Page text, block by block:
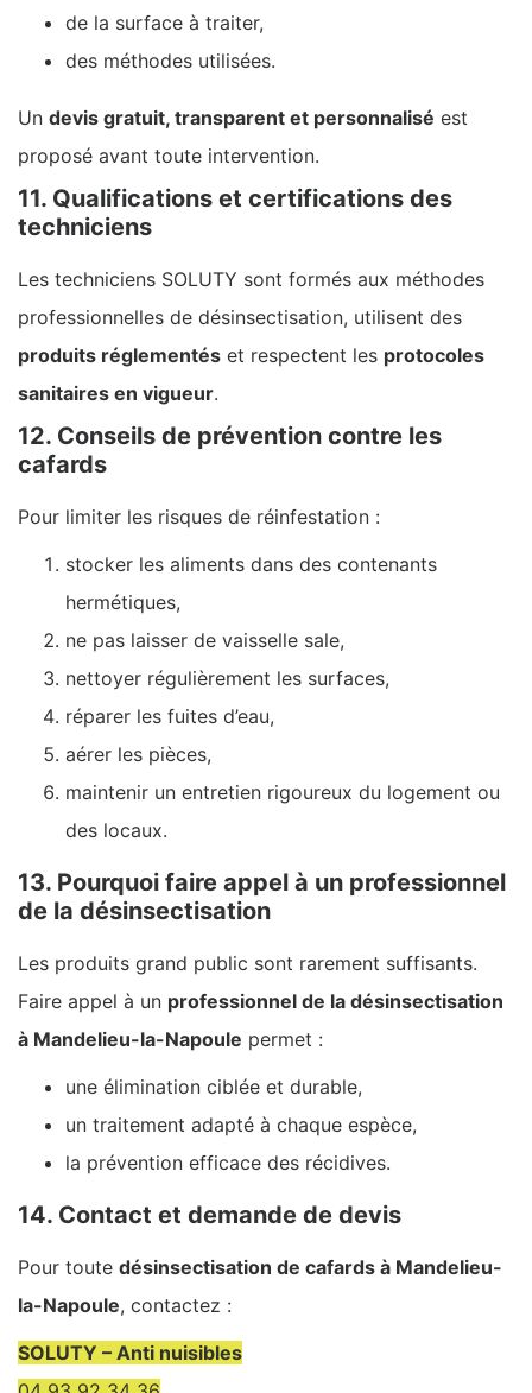
de la surface à traiter,
des méthodes utilisées.
Un devis gratuit, transparent et personnalisé est
proposé avant toute intervention.
11. Qualifications et certifications des
techniciens
Les techniciens SOLUTY sont formés aux méthodes
professionnelles de désinsectisation, utilisent des
produits réglementés et respectent les protocoles
sanitaires en vigueur.
12. Conseils de prévention contre les
cafards
Pour limiter les risques de réinfestation :
stocker les aliments dans des contenants
hermétiques,
ne pas laisser de vaisselle sale,
nettoyer régulièrement les surfaces,
réparer les fuites d’eau,
aérer les pièces,
maintenir un entretien rigoureux du logement ou
des locaux.
13. Pourquoi faire appel à un professionnel
de la désinsectisation
Les produits grand public sont rarement suffisants.
Faire appel à un professionnel de la désinsectisation
à Mandelieu-la-Napoule permet :
une élimination ciblée et durable,
un traitement adapté à chaque espèce,
la prévention efficace des récidives.
14. Contact et demande de devis
Pour toute désinsectisation de cafards à Mandelieu-
la-Napoule, contactez :
SOLUTY – Anti nuisibles